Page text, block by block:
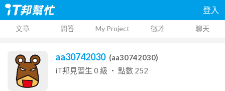
登入
文章 問答 My Project 徵才 聊天
aa30742030 (aa30742030)
iT邦見習生 0 級 ‧ 點數 252